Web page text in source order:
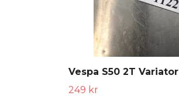
Vespa S50 2T Variator
249 kr